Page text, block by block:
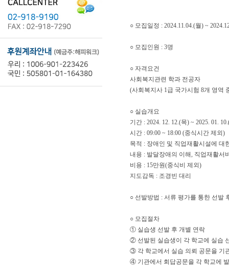
○ 모집일정 : 2024.11.04.(월) ~
○ 모집인원 : 3명
○ 자격요건
사회복지관련 학과 전공자
(사회복지사 1급 국가시험 8개 영역
○ 실습개요
기간 : 2024. 12. 12.(목) ~ 2025. 01.
시간 : 09:00 ~ 18:00 (중식시간 제외)
목적 : 장애인 및 직업재활시설에 대
내용 : 발달장애의 이해, 직업재활서
비용 : 15만원(중식비 제외)
지도감독 : 조경빈 대리
○ 선발방법 : 서류 평가를 통한 선발
○ 모집절차
① 실습생 선발 후 개별 연락
② 선발된 실습생이 각 학교에 실습
③ 각 학교에서 실습 의뢰 공문을 기
④ 기관에서 회답공문을 각 학교에